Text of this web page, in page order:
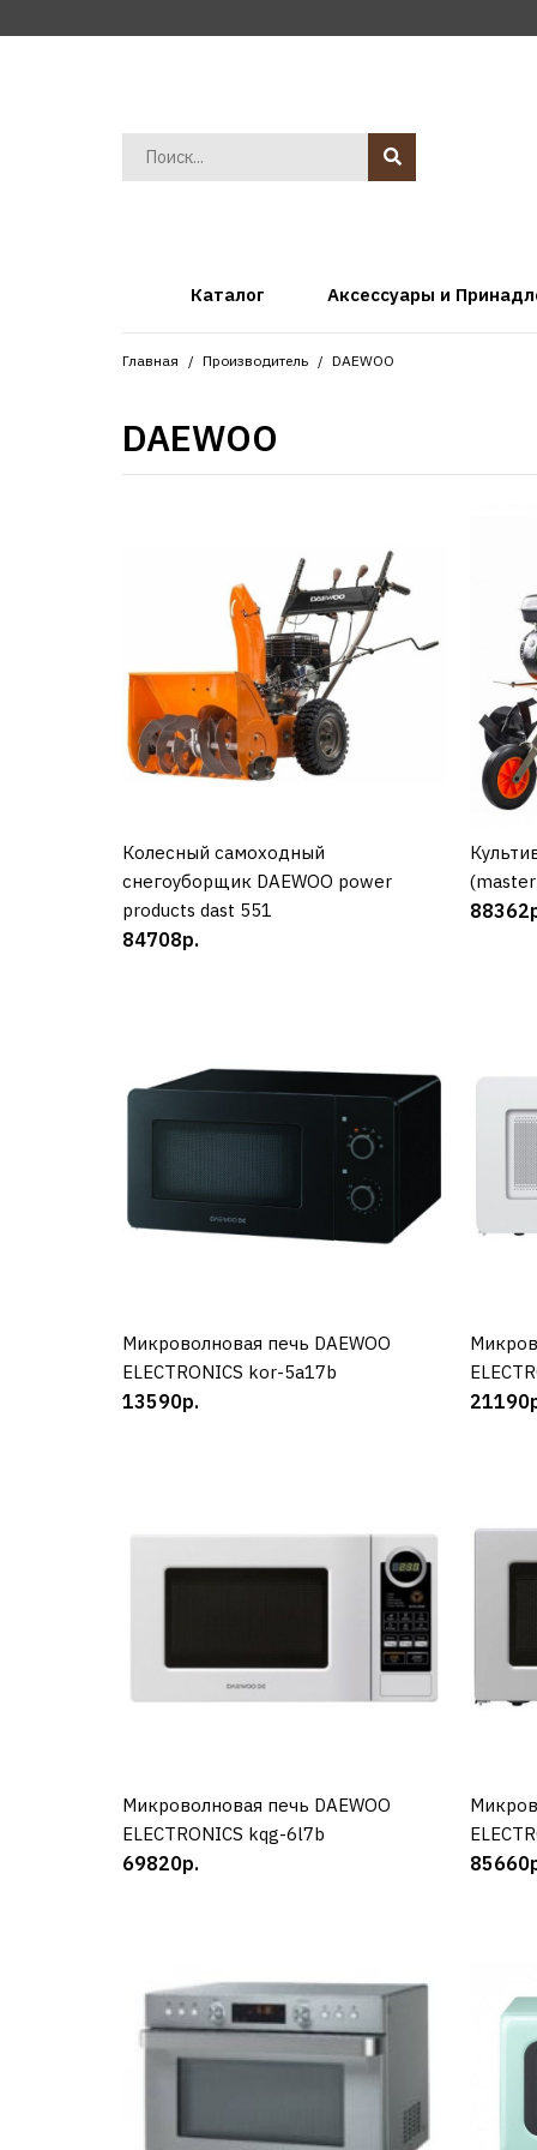
Каталог Аксессуары и
Главная Производитель DAEWOO
DAEWOO
КУПИТЬ
Колесный самоходный
снегоуборщик DAEWOO power
products dast 551
84708р.
КУПИТЬ
Микроволновая печь DAEWOO
ELECTRONICS kor-5a17b
13590р.
КУПИТЬ
Микроволновая печь DAEWOO
ELECTRONICS kqg-6l7b
69820р.